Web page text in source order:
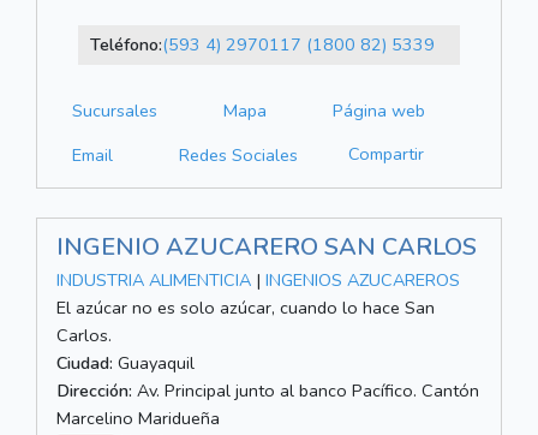
Teléfono:(593 4) 2970117 (1800 82) 5339
Sucursales Mapa
Página web
Email
Redes Sociales Compartir
INGENIO AZUCARERO SAN CARLOS
INDUSTRIA ALIMENTICIA | INGENIOS AZUCAREROS
El azúcar no es solo azúcar, cuando lo hace San
Carlos.
Ciudad: Guayaquil
Dirección: Av. Principal junto al banco Pacífico. Cantón
Marcelino Maridueña